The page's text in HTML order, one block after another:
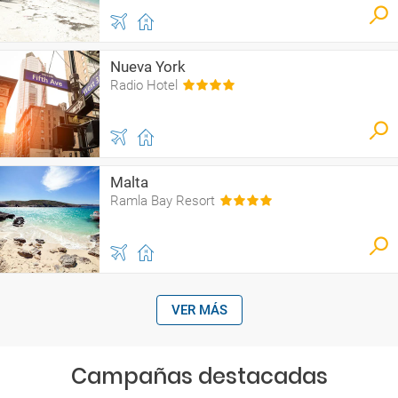
Nueva York
Radio Hotel
Malta
Ramla Bay Resort
VER MÁS
Campañas destacadas